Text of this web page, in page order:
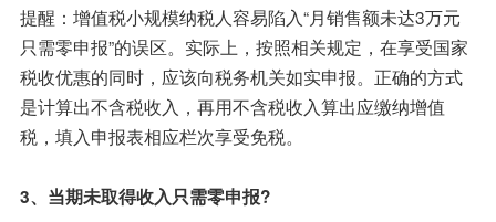
提醒：增值税小规模纳税人容易陷入“月销售额未达3万元
只需零申报”的误区。实际上，按照相关规定，在享受国家
税收优惠的同时，应该向税务机关如实申报。正确的方式
是计算出不含税收入，再用不含税收入算出应缴纳增值
税，填入申报表相应栏次享受免税。
3、当期未取得收入只需零申报?